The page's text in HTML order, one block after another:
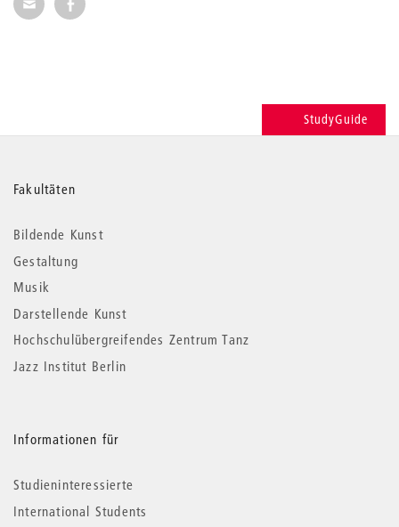
StudyGuide
Weitere
Informationen
Fakultäten
Bildende Kunst
Gestaltung
Musik
Darstellende Kunst
Hochschulübergreifendes Zentrum Tanz
Jazz Institut Berlin
Informationen für
Studieninteressierte
International Students